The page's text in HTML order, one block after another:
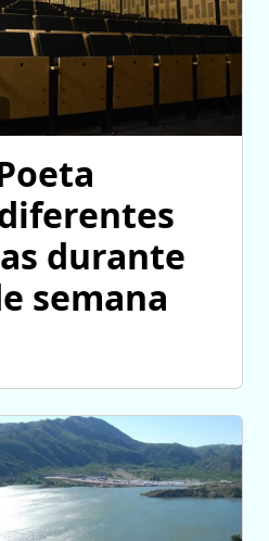
durante
semana